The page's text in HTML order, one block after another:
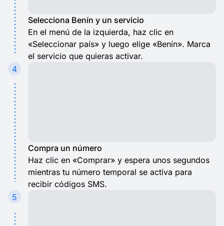
Selecciona Benín y un servicio
En el menú de la izquierda, haz clic en
«Seleccionar país» y luego elige «Benín». Marca
el servicio que quieras activar.
4
Compra un número
Haz clic en «Comprar» y espera unos segundos
mientras tu número temporal se activa para
recibir códigos SMS.
5